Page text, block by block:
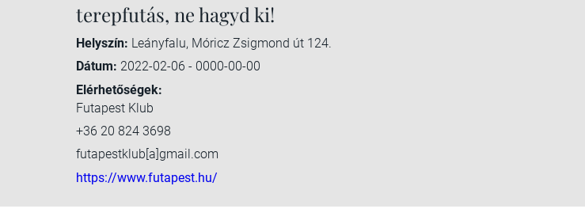
terepfutás, ne hagyd ki!
Helyszín: Leányfalu, Móricz Zsigmond út 124.
Dátum: 2022-02-06 - 0000-00-00
Elérhetőségek:
Futapest Klub
+36 20 824 3698
futapestklub[a]gmail.com
https://www.futapest.hu/